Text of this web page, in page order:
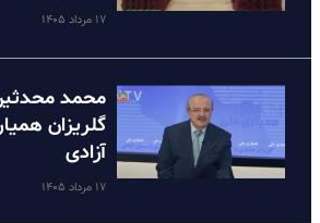
۱۷ مرداد ۱۴۰۵
محمد
گلریزان
آزادی
۱۷ مرداد ۱۴۰۵